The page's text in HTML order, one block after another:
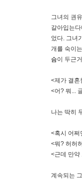
그녀의 권
갈아입는
었다. 그녀
개를 숙이
슴이 두근
<제가 결혼
<어? 뭐...
나는 딱히
<혹시 어쩌
<뭐? 허허
<근데 만약
계속되는